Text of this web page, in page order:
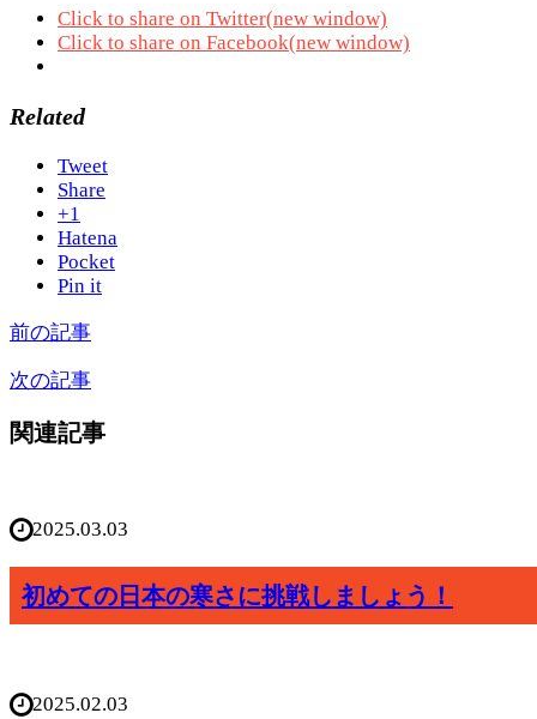
Click to share on Twitter(new window)
Click to share on Facebook(new window)
Related
Tweet
Share
+1
Hatena
Pocket
Pin it
前の記事
次の記事
関連記事
2025.03.03
初めての日本の寒さに挑戦しましょう！
2025.02.03